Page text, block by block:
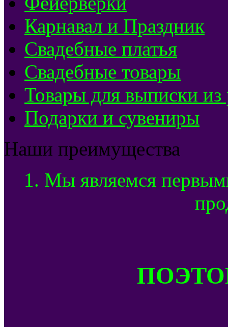
Карнавал и Праздник
Свадебные платья
Свадебные товары
Товары для выписки из
Подарки и сувениры
Наши преимущества
1. Мы являемся